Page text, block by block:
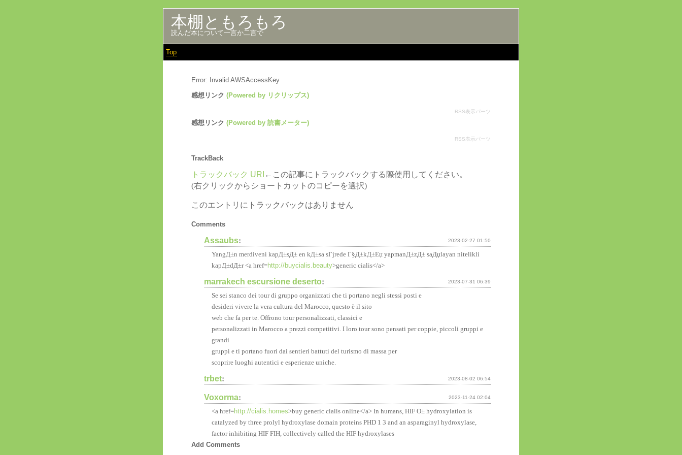
本棚ともろもろ
読んだ本について一言か二言で
Top
Error: Invalid AWSAccessKey
感想リンク (Powered by リクリップス)
RSS表示パーツ
感想リンク (Powered by 読書メーター)
RSS表示パーツ
TrackBack
トラックバック URI ←この記事にトラックバックする際使用してください。
(右クリックからショートカットのコピーを選択)
このエントリにトラックバックはありません
Comments
2023-02-27 01:50
Assaubs:
YangД±n merdiveni kapД±sД± en kД±sa sГјrede Г§Д±kД±Еџ yapmanД±zД± saДџlayan nitelikli
kapД±dД±r <a href=http://buycialis.beauty>generic cialis</a>
2023-07-31 06:39
marrakech escursione deserto:
Se sei stanco dei tour di gruppo organizzati che ti portano negli stessi posti e
desideri vivere la vera cultura del Marocco, questo è il sito
web che fa per te. Offrono tour personalizzati, classici e
personalizzati in Marocco a prezzi competitivi. I loro tour sono pensati per coppie, piccoli gruppi e
grandi
gruppi e ti portano fuori dai sentieri battuti del turismo di massa per
scoprire luoghi autentici e esperienze uniche.
2023-08-02 06:54
trbet:
2023-11-24 02:04
Voxorma:
<a href=http://cialis.homes>buy generic cialis online</a> In humans, HIF О± hydroxylation is
catalyzed by three prolyl hydroxylase domain proteins PHD 1 3 and an asparaginyl hydroxylase,
factor inhibiting HIF FIH, collectively called the HIF hydroxylases
Add Comments